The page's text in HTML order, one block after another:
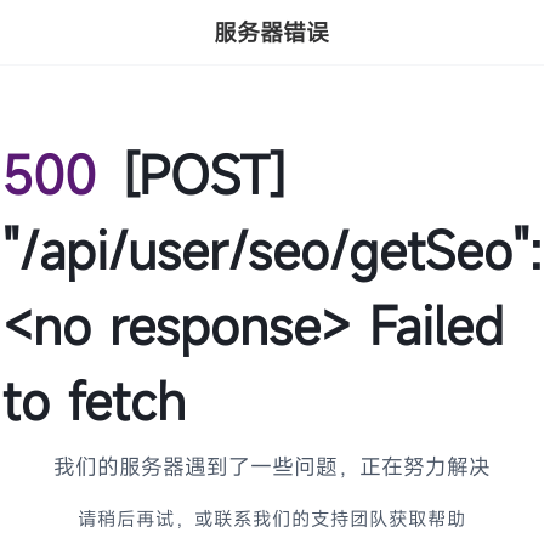
服务器错误
500 [POST]
"/api/user/seo/getSeo":
<no response> Failed
to fetch
我们的服务器遇到了一些问题，正在努力解决
请稍后再试，或联系我们的支持团队获取帮助